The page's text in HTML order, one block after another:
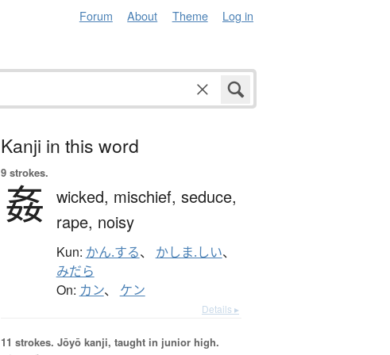
Forum About Theme Log in
Kanji in this word
9 strokes.
姦 wicked, mischief, seduce,
rape, noisy
Kun: かん.する、 かしま.しい、
みだら
On: カン、 ケン
Details ▸
11 strokes. Jōyō kanji, taught in junior high.